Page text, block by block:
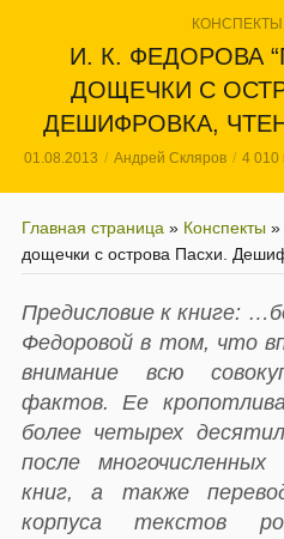
КОНСПЕКТЫ
И. К. ФЕДОРОВА
ДОЩЕЧКИ С
ДЕШИФРОВКА,
01.08.2013 Андрей Скляров 4 010
Главная страница » Конспекты »
дощечки с острова Пасхи.
Предисловие к книге:
Федоровой в том, что
внимание всю
фактов. Ее
более четырех
после
книг, а также
корпуса текстов